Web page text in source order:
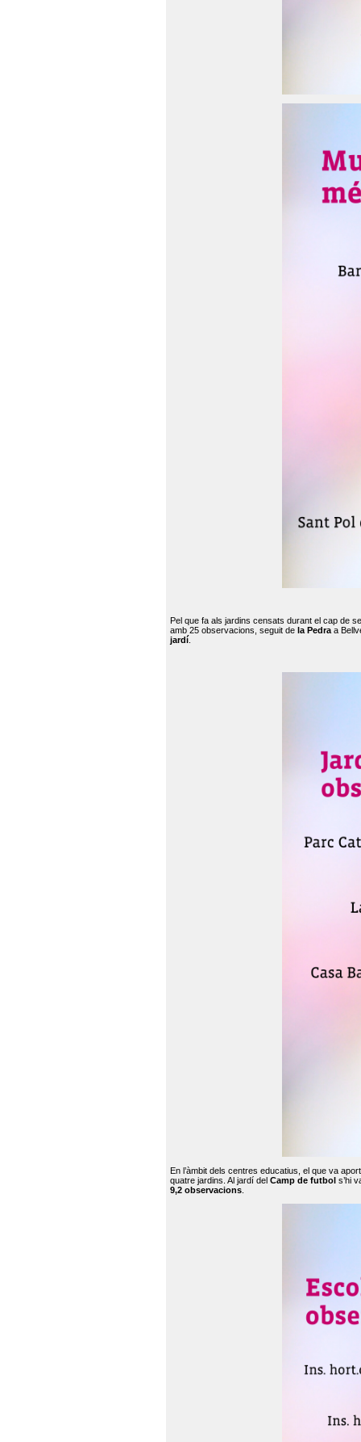
Pel que fa als jardins censats durant el cap de
amb 25 observacions, seguit de la Pedra a
jardí
En l’àmbit dels centres educatius, el que va
quatre jardins. Al jardí del Camp de futbol s’hi
9,2 observacions